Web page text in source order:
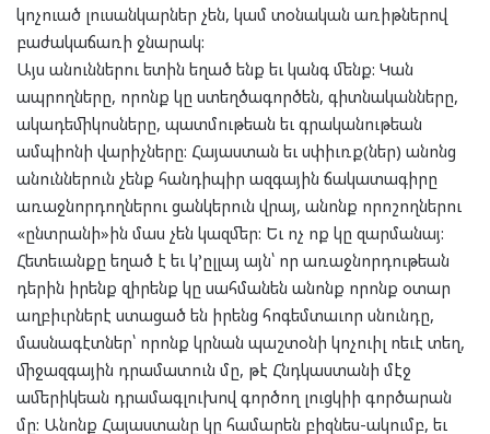
կոչուած լուսանկարներ չեն, կամ տօնական առիթներով
բաժակաճառի ջնարակ:
Այս անուններու ետին եղած ենք եւ կանգ մենք: Կան
ապրողները, որոնք կը ստեղծագործեն, գիտնականները,
ակադեմիկոսները, պատմութեան եւ գրականութեան
ամպիոնի վարիչները: Հայաստան եւ սփիւռք(ներ) անոնց
անուններուն չենք հանդիպիր ազգային ճակատագիրը
առաջնորդողներու ցանկերուն վրայ, անոնք որոշողներու
«ընտրանի»ին մաս չեն կազմեր: Եւ ոչ ոք կը զարմանայ:
Հետեւանքը եղած է եւ կ’ըլլայ այն՝ որ առաջնորդութեան
դերին իրենք զիրենք կը սահմանեն անոնք որոնք օտար
աղբիւրներէ ստացած են իրենց հոգեմտաւոր սնունդը,
մասնագէտներ՝ որոնք կրնան պաշտօնի կոչուիլ ոեւէ տեղ,
միջազգային դրամատուն մը, թէ Հնդկաստանի մէջ
ամերիկեան դրամագլուխով գործող լուցկիի գործարան
մը: Անոնք Հայաստանը կը համարեն բիզնես-ակումբ, եւ